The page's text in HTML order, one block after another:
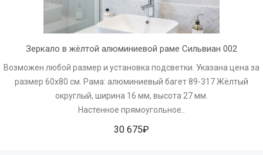
Зеркало в жёлтой алюминиевой раме Сильвиан 002
Возможен любой размер и установка подсветки. Указана цена за
размер 60х80 см. Рама: алюминиевый багет 89-317 Жёлтый
округлый, ширина 16 мм, высота 27 мм.
Настенное прямоугольное..
30 675₽